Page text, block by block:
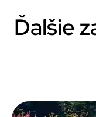
Ďalšie